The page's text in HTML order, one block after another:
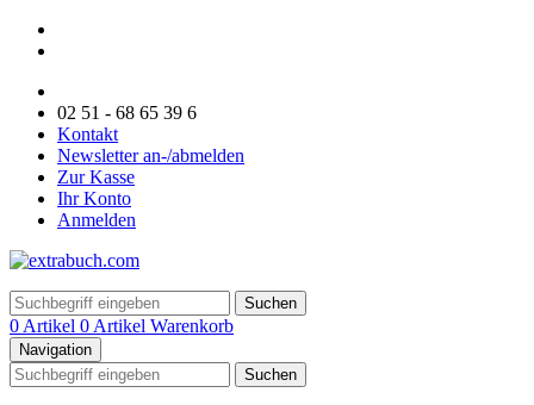
02 51 - 68 65 39 6
Kontakt
Newsletter an-/abmelden
Zur Kasse
Ihr Konto
Anmelden
Suchen
0 Artikel 0 Artikel Warenkorb
Navigation
Suchen